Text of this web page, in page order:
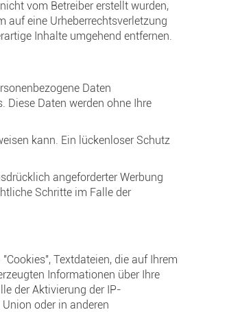
vom Betreiber erstellt wurden,
auf eine Urheberrechtsverletzung
Inhalte umgehend entfernen.
Daten
Diese Daten werden ohne Ihre
kann. Ein lückenloser Schutz
angeforderter Werbung
Schritte im Falle der
Textdateien, die auf Ihrem
Informationen über Ihre
der Aktivierung der IP-
oder in anderen